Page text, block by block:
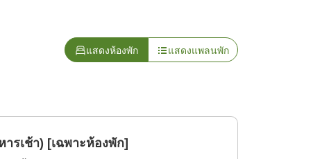
แสดงห้องพัก แสดงแพลนพัก
รเช้า) [เฉพาะห้องพัก]